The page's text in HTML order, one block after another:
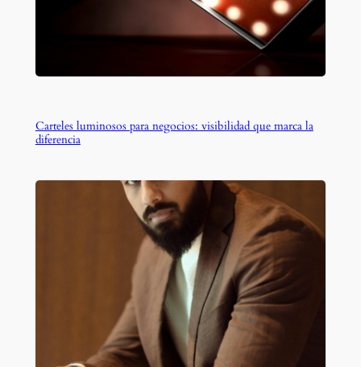
Carteles luminosos para negocios: visibilidad que marca la
diferencia